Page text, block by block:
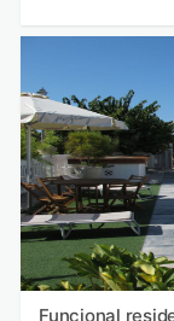
Funcional